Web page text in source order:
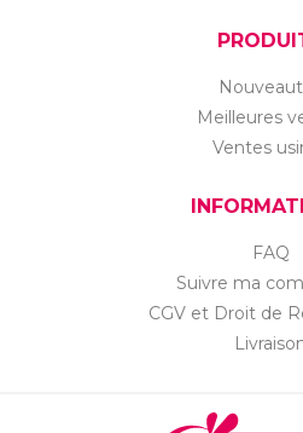
Meilleures
Ventes
FAQ
Suivre ma
CGV et Droit de